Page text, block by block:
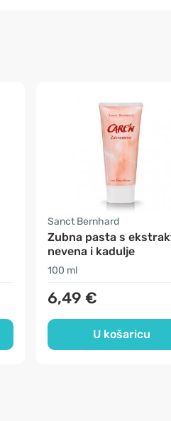
Sanct Bernhard
Zubna pasta s
nevena i kadulje
100 ml
6,49 €
U košaricu